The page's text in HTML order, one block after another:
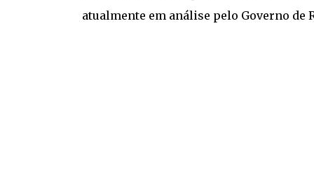
atualmente em análise pelo Governo de